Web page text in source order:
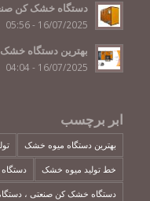
دستگاه خشک کن
16/07/2025 - 05:56
بهترین دستگاه
16/07/2025 - 04:04
ابر برچسب
بهترین دستگاه میوه خشک
خط تولید میوه خشک
دستگاه خشک کن صنعتی ،